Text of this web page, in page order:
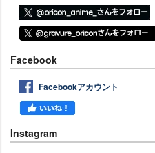
Facebook
Facebookアカウント
Instagram